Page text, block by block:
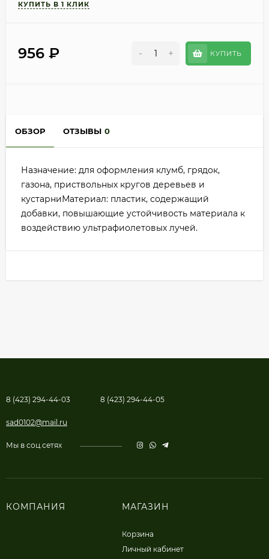
956 ₽ - + КУПИТЬ
ОБЗОР ОТЗЫВЫ 0
Назначение: для оформления клумб, грядок,
газона, приствольных кругов деревьев и
кустарниМатериал: пластик, содержащий
добавки, повышающие устойчивость материала к
воздействию ультрафиолетовых лучей.
8 (423) 294-44-03 8 (423) 294-44-05
sad0102@mail.ru
Мы в соц.сетях
КОМПАНИЯ МАГАЗИН
Корзина
Личный кабинет